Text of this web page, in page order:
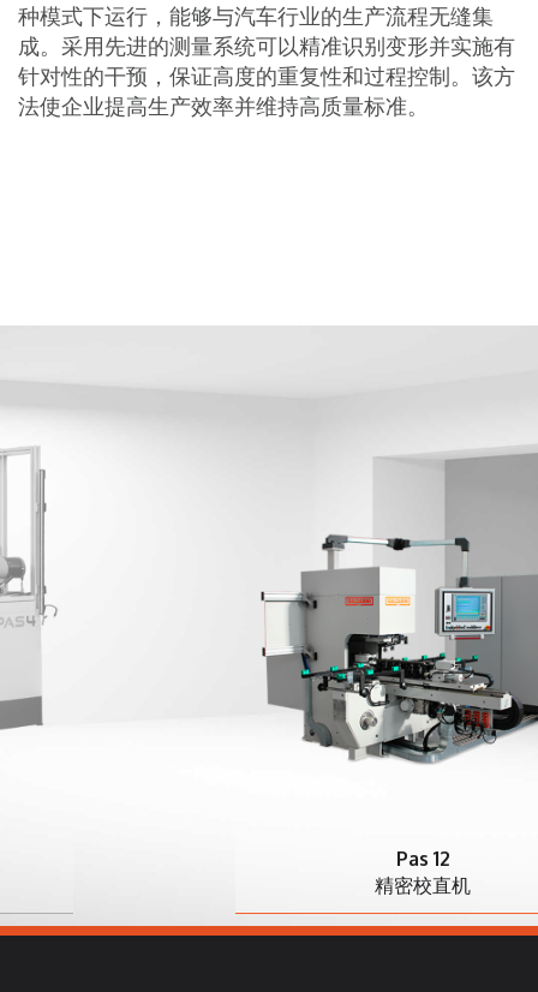
种模式下运行，能够与汽车行业的生产流程无缝集
成。采用先进的测量系统可以精准识别变形并实施有
针对性的干预，保证高度的重复性和过程控制。该方
法使企业提高生产效率并维持高质量标准。
Pas 12
精密校直机